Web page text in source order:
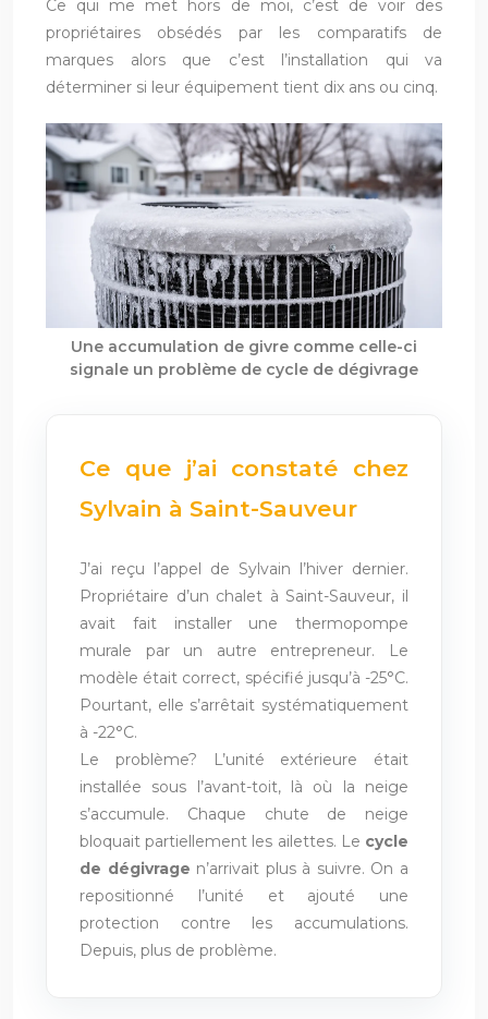
Ce qui me met hors de moi, c’est de voir des
propriétaires obsédés par les comparatifs de
marques alors que c’est l’installation qui va
déterminer si leur équipement tient dix ans ou cinq.
Une accumulation de givre comme celle-ci
signale un problème de cycle de dégivrage
Ce que j’ai constaté chez
Sylvain à Saint-Sauveur
J’ai reçu l’appel de Sylvain l’hiver dernier.
Propriétaire d’un chalet à Saint-Sauveur, il
avait fait installer une thermopompe
murale par un autre entrepreneur. Le
modèle était correct, spécifié jusqu’à -25°C.
Pourtant, elle s’arrêtait systématiquement
à -22°C.
Le problème? L’unité extérieure était
installée sous l’avant-toit, là où la neige
s’accumule. Chaque chute de neige
bloquait partiellement les ailettes. Le cycle
de dégivrage n’arrivait plus à suivre. On a
repositionné l’unité et ajouté une
protection contre les accumulations.
Depuis, plus de problème.